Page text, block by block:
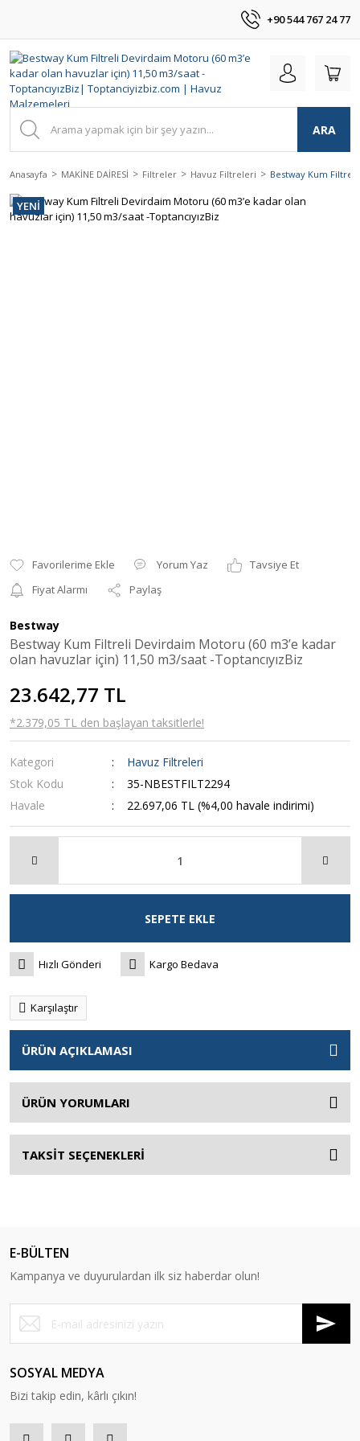
+90 544 767 24 77
ARA
Anasayfa MAKİNE DAİRESİ Filtreler Havuz Filtreleri Bestway Kum Filtreli
YENİ
Yorum Yaz
Tavsiye Et
Fiyat Alarmı
Paylaş
Bestway
Bestway Kum Filtreli Devirdaim Motoru (60 m3’e kadar
olan havuzlar için) 11,50 m3/saat -ToptancıyızBiz
23.642,77 TL
*2.379,05 TL den başlayan taksitlerle!
Kategori
Havuz Filtreleri
Stok Kodu
35-NBESTFILT2294
Havale
22.697,06 TL (%4,00 havale indirimi)
SEPETE EKLE
Hızlı Gönderi Kargo Bedava
Karşılaştır
ÜRÜN AÇIKLAMASI
ÜRÜN YORUMLARI
TAKSİT SEÇENEKLERİ
E-BÜLTEN
Kampanya ve duyurulardan ilk siz haberdar olun!
SOSYAL MEDYA
Bizi takip edin, kârlı çıkın!